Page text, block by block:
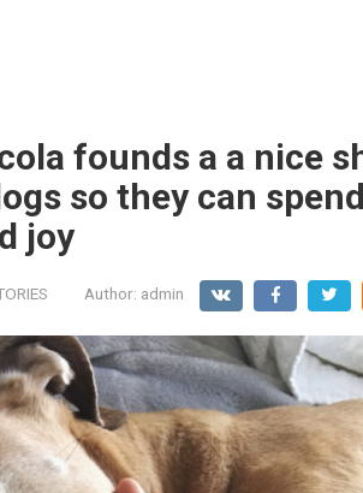
founds a a nice
so they can
joy
Author: admin